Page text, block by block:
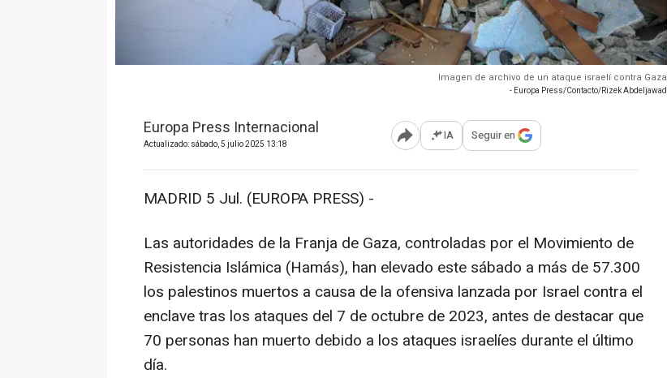
Imagen de archivo de un ataque israelí contra Gaza
- Europa Press/Contacto/Rizek Abdeljawad
Europa Press Internacional
Actualizado: sábado, 5 julio 2025 13:18 Abrir opciones para compartir
IA Seguir en
MADRID 5 Jul. (EUROPA PRESS) -
Las autoridades de la Franja de Gaza, controladas por el Movimiento de
Resistencia Islámica (Hamás), han elevado este sábado a más de 57.300
los palestinos muertos a causa de la ofensiva lanzada por Israel contra el
enclave tras los ataques del 7 de octubre de 2023, antes de destacar que
70 personas han muerto debido a los ataques israelíes durante el último
día.